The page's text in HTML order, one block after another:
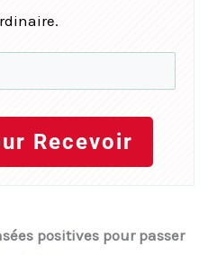
Recevoir
positives pour passer